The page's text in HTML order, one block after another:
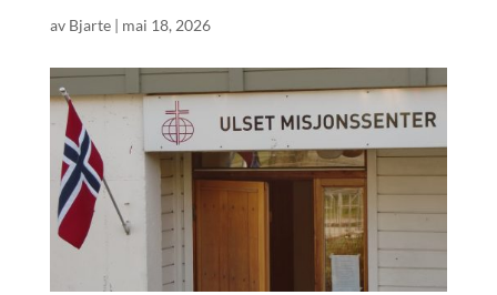
av Bjarte| mai 18, 2026